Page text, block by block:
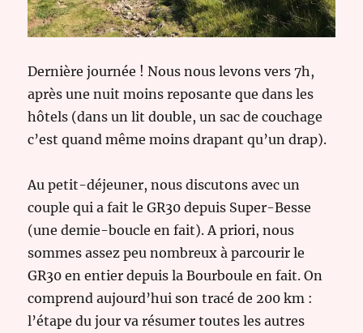
Dernière journée ! Nous nous levons vers 7h,
après une nuit moins reposante que dans les
hôtels (dans un lit double, un sac de couchage
c’est quand même moins drapant qu’un drap).
Au petit-déjeuner, nous discutons avec un
couple qui a fait le GR30 depuis Super-Besse
(une demie-boucle en fait). A priori, nous
sommes assez peu nombreux à parcourir le
GR30 en entier depuis la Bourboule en fait. On
comprend aujourd’hui son tracé de 200 km :
l’étape du jour va résumer toutes les autres